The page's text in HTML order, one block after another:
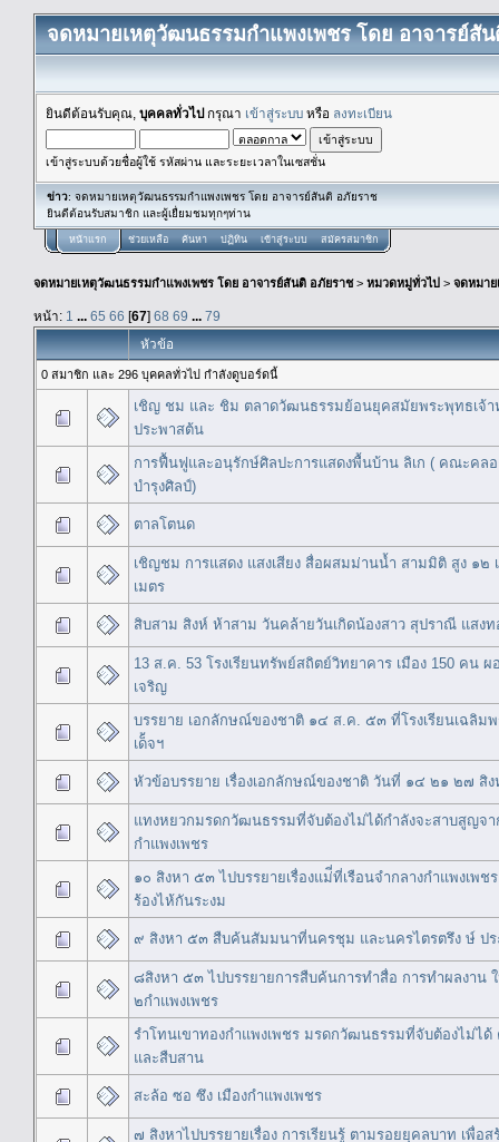
จดหมายเหตุวัฒนธรรมกำแพงเพชร โดย อาจารย์สั
ยินดีต้อนรับคุณ, บุคคลทั่วไปกรุณา เข้าสู่ระบบ หรือ ลงทะเบียน
เข้าสู่ระบบด้วยชื่อผู้ใช้ รหัสผ่าน และระยะเวลาในเซสชั่น
ข่าว: จดหมายเหตุวัฒนธรรมกำแพงเพชร โดย อาจารย์สันติ อภัยราช
ยินดีต้อนรับสมาชิก และผู้เยื่ยมชมทุกๆท่าน
หน้าแรก ช่วยเหลือ ค้นหา ปฏิทิน เข้าสู่ระบบ สมัครสมาชิก
จดหมายเหตุวัฒนธรรมกำแพงเพชร โดย อาจารย์สันติ อภัยราช> หมวดหมู่ทั่วไป > จดหมา
หน้า: 1 ... 65 66 [67] 68 69 ... 79
หัวข้อ
0 สมาชิก และ 296 บุคคลทั่วไป กำลังดูบอร์ดนี้
เชิญ ชม และ ชิม ตลาดวัฒนธรรมย้อนยุคสมัยพระพุทธเจ้า
ประพาสต้น
การฟื้นฟูและอนุรักษ์ศิลปะการแสดงพื้นบ้าน ลิเก ( คณะคลอ
บำรุงศิลป์)
ตาลโตนด
เชิญชม การแสดง แสงเสียง สื่อผสมม่านน้ำ สามมิติ สูง ๑๒
เมตร
สิบสาม สิงห์ ห้าสาม วันคล้ายวันเกิดน้องสาว สุปราณี แสงท
13 ส.ค. 53 โรงเรียนทรัพย์สถิตย์วิทยาคาร เมือง 150 คน
เจริญ
บรรยาย เอกลักษณ์ของชาติ ๑๔ ส.ค. ๕๓ ที่โรงเรียนเฉลิมพ
เด็้จฯ
หัวข้อบรรยาย เรื่องเอกลักษณ์ของชาติ วันที่ ๑๔ ๒๑ ๒๗ สิ
แทงหยวกมรดกวัฒนธรรมที่จับต้องไม่ได้กำลังจะสาบสูญจา
กำแพงเพชร
๑๐ สิงหา ๕๓ ไปบรรยายเรื่องแม่ี่ที่เรือนจำกลางกำแพงเพช
ร้องไห้กันระงม
๙ สิงหา ๕๓ สืบค้นสัมมนาที่นครชุม และนครไตรตรึง ษ์ ป
๘สิงหา ๕๓ ไปบรรยายการสืบค้นการทำสื่อ การทำผลงาน
๒กำแพงเพชร
รำโทนเขาทองกำแพงเพชร มรดกวัฒนธรรมที่จับต้องไม่ได้
และสืบสาน
สะล้อ ซอ ซึง เมืองกำแพงเพชร
๗ สิงหาไปบรรยายเรื่อง การเรียนรู้ ตามรอยยุคลบาท เพื่อส